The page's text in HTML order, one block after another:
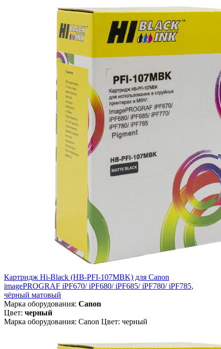
Картридж Hi-Black (HB-PFI-107MBK) для Canon
imagePROGRAF iPF670/ iPF680/ iPF685/ iPF780/ iPF785,
чёрный матовый
Марка оборудования: Canon
Цвет: черный
Марка оборудования: Canon Цвет: черный